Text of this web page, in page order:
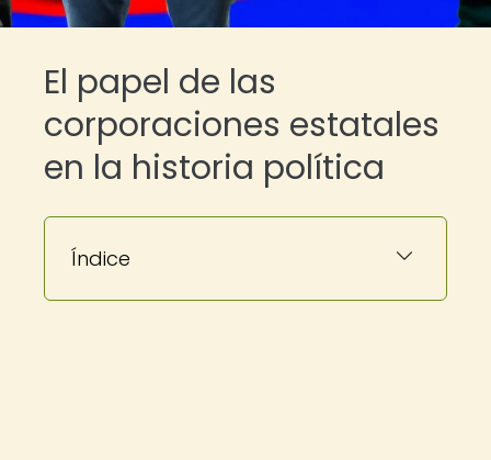
El papel de las
corporaciones estatales
en la historia política
Índice